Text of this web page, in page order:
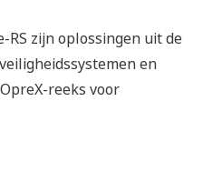
zijn oplossingen uit de
en
reeks voor